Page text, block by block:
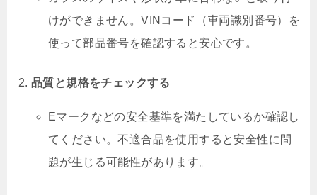
けができません。VINコード（車両識別番号）を
使って部品番号を確認すると安心です。
品質と規格をチェックする
Eマークなどの安全基準を満たしているか確認し
てください。不適合品を使用すると安全性に問
題が生じる可能性があります。